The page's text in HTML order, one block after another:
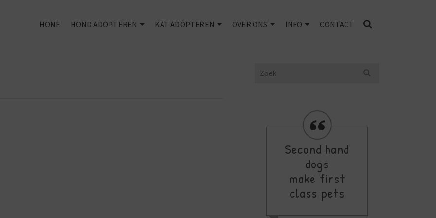
HOME HOND ADOPTEREN KAT ADOPTEREN OVER ONS INFO CONTACT
Search
Second hand
dogs
make first
class pets